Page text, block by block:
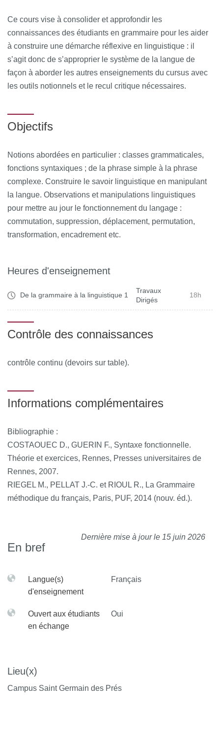
Ce cours vise à consolider et approfondir les
connaissances des étudiants en grammaire pour les aider
à construire une démarche réflexive en linguistique : il
s’agit donc de s’approprier le système de la langue de
façon à aborder les autres enseignements du cursus avec
les outils notionnels et le recul critique nécessaires.
Objectifs
Notions abordées en particulier : classes grammaticales,
fonctions syntaxiques ; de la phrase simple à la phrase
complexe. Construire le savoir linguistique en manipulant
la langue. Observations et manipulations linguistiques
pour mettre au jour le fonctionnement du langage :
commutation, suppression, déplacement, permutation,
transformation, encadrement etc.
Heures d'enseignement
De la grammaire à la linguistique 1
Travaux
Dirigés
18h
Contrôle des connaissances
contrôle continu (devoirs sur table).
Informations complémentaires
Bibliographie :
COSTAOUEC D., GUERIN F., Syntaxe fonctionnelle.
Théorie et exercices, Rennes, Presses universitaires de
Rennes, 2007.
RIEGEL M., PELLAT J.-C. et RIOUL R., La Grammaire
méthodique du français, Paris, PUF, 2014 (nouv. éd.).
Dernière mise à jour le 15 juin 2026
En bref
Langue(s)
d'enseignement
Français
Ouvert aux étudiants
en échange
Oui
Lieu(x)
Campus Saint Germain des Prés